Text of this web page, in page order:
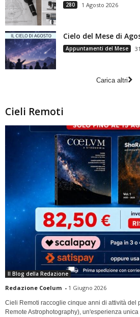
280 1 Agosto 2026
Cielo del Mese di
Appuntamenti del Mese
Carica altri
Cieli Remoti
Il Blog della Redazione
Redazione Coelum - 1 Giugno 2026
Cieli Remoti raccoglie cinque anni di attività del
Remote Astrophotography), un'esperienza